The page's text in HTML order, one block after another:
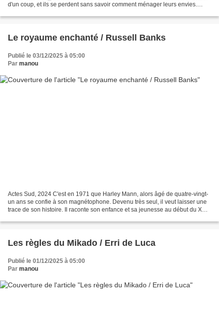
d'un coup, et ils se perdent sans savoir comment ménager leurs envies.
Le royaume enchanté / Russell Banks
Publié le 03/12/2025 à 05:00
Par manou
Actes Sud, 2024 C'est en 1971 que Harley Mann, alors âgé de quatre-vingt-
un ans se confie à son magnétophone. Devenu très seul, il veut laisser une
trace de son histoire. Il raconte son enfance et sa jeunesse au début du XXe
Les règles du Mikado / Erri de Luca
Publié le 01/12/2025 à 05:00
Par manou